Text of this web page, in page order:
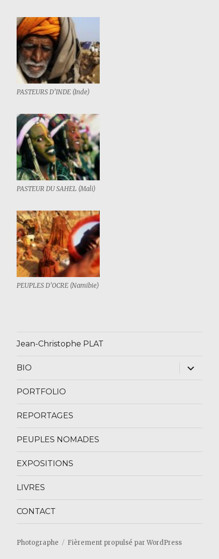
PASTEURS D’INDE (Inde)
PASTEUR DU SAHEL (Mali)
PEUPLES D’OCRE (Namibie)
Jean-Christophe PLAT
BIO
ouvrir
le
sous-
PORTFOLIO
REPORTAGES
PEUPLES NOMADES
EXPOSITIONS
LIVRES
CONTACT
Photographe Fièrement propulsé par WordPress